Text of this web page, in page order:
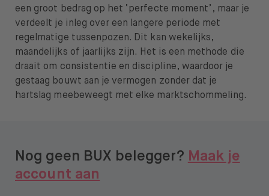
een groot bedrag op het ‘perfecte moment’, maar je
verdeelt je inleg over een langere periode met
regelmatige tussenpozen. Dit kan wekelijks,
maandelijks of jaarlijks zijn. Het is een methode die
draait om consistentie en discipline, waardoor je
gestaag bouwt aan je vermogen zonder dat je
hartslag meebeweegt met elke marktschommeling.
Nog geen BUX belegger? Maak je
account aan